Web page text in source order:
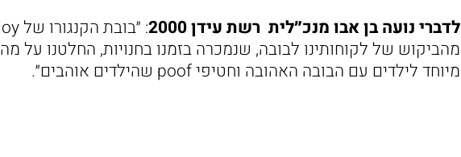
לדברי נועה בן אבו מנכ״לית רשת עידן 2000
מהביקוש של לקוחותינו לבובה, שנמכרה בזמנו בחנויות, החלטנו על
מיוחד לילדים עם הבובה האהובה וחטיפי poof שהילדים אוהבים״.